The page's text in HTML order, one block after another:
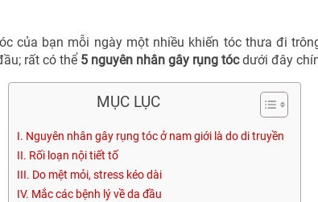
của bạn mỗi ngày một nhiều khiến tóc thưa đi
rất có thể 5 nguyên nhân gây rụng tócdưới đây
MỤC LỤC
I. Nguyên nhân gây rụng tóc ở nam giới là do di truyền
II. Rối loạn nội tiết tố
III. Do mệt mỏi, stress kéo dài
IV. Mắc các bệnh lý về da đầu